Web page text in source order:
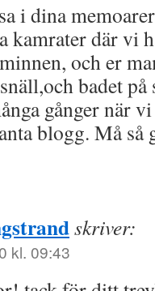
i dina
kamrater där vi
och er
badet
gånger när
blogg. Må så
skriver:
kl. 09:43